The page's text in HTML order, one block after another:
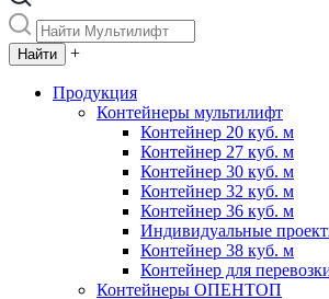
+
Продукция
Контейнеры мультилифт
Контейнер 20 куб. м
Контейнер 27 куб. м
Контейнер 30 куб. м
Контейнер 32 куб. м
Контейнер 36 куб. м
Индивидуальные
Контейнер 38 куб. м
Контейнер для
Контейнеры ОПЕНТОП